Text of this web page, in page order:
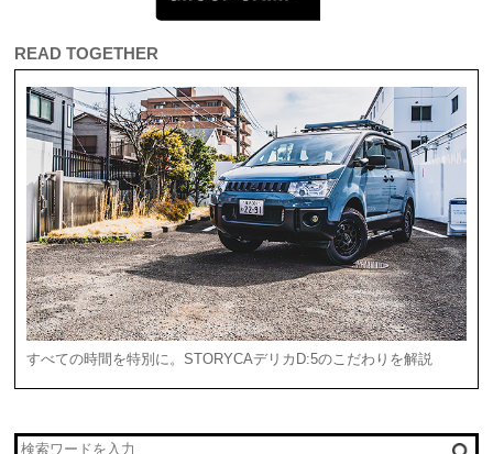
READ TOGETHER
すべての時間を特別に。STORYCAデリカD:5のこだわりを解説